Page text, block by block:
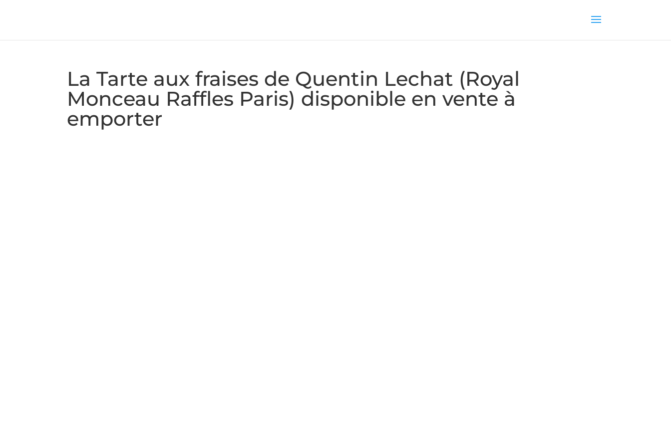
La Tarte aux fraises de Quentin Lechat (Royal
Monceau Raffles Paris) disponible en vente à
emporter